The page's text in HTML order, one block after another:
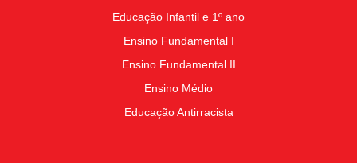
Educação Infantil e 1º ano
Ensino Fundamental I
Ensino Fundamental II
Ensino Médio
Educação Antirracista